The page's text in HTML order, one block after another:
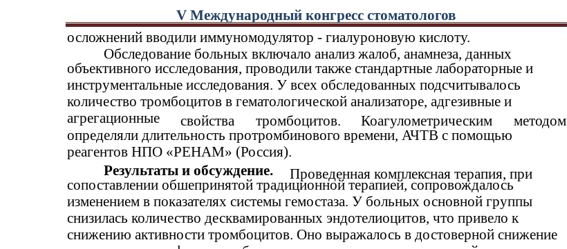
V Международный конгресс стоматологов
осложнений вводили иммуномодулятор - гиалуроновую кислоту.
Обследование больных включало анализ жалоб, анамнеза, данных
объективного исследования, проводили также стандартные лабораторные и
инструментальные исследования. У всех обследованных подсчитывалось
количество тромбоцитов в гематологической анализаторе, адгезивные и
агрегационные
свойства тромбоцитов. Коагулометрическим
методом
определяли длительность протромбинового времени, АЧТВ с помощью
реагентов НПО «РЕНАМ» (Россия).
Результаты и обсуждение.
Проведенная комплексная терапия, при
сопоставлении обшепринятой традиционной терапией, сопровождалось
изменением в показателях системы гемостаза. У больных основной группы
снизилась количество десквамированных эндотелиоцитов, что привело к
снижению активности тромбоцитов. Оно выражалось в достоверной снижение